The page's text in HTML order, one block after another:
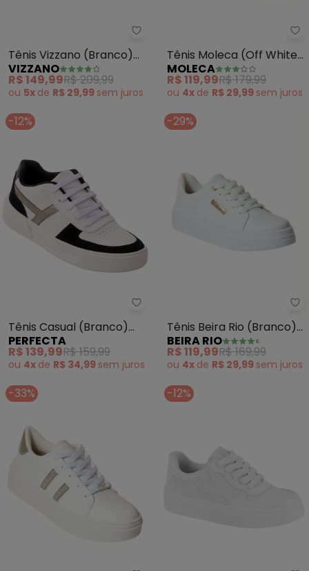
Vizzano - Tênis Vizzano
Tênis Vizzano (Branco)
em Camurça Sintética
VIZZANO
R$ 149,99R$ 209,99
ou 5x de R$ 29,99 sem juros
Tênis Moleca (Off White)
em Sintético
MOLECA
R$ 119,99R$ 179,99
ou 4x de R$ 29,99 sem juros
-12%
Perfecta - Tênis Casual
Tênis Casual (Branco)
em Sintético
PERFECTA
R$ 139,99R$ 159,99
ou 4x de R$ 34,99 sem juros
-29%
Tênis Beira Rio (Branco)
em Sintético
BEIRA RIO
R$ 119,99R$ 169,99
ou 4x de R$ 29,99 sem juros
-33% -12%